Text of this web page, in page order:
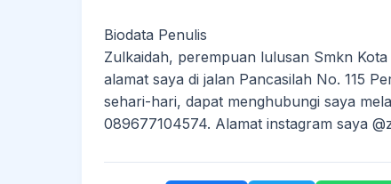
Biodata Penulis
Zulkaidah, perempuan lulusan Smkn
alamat saya di jalan Pancasilah No. 115
sehari-hari, dapat menghubungi saya
089677104574. Alamat instagram saya